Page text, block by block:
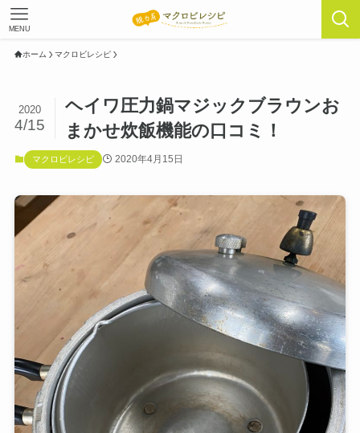
MENU
ホーム マクロビレシピ
ヘイワ圧力鍋マジックブラウンお
まかせ炊飯機能の口コミ！
2020
4/15
マクロビレシピ 2020年4月15日